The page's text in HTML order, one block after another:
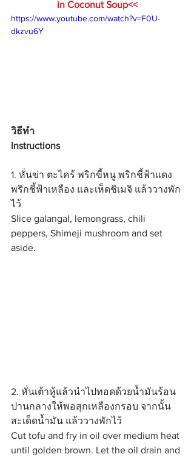
in Coconut Soup<<
https://www.youtube.com/watch?v=F0U-
dkzvu6Y
วิธีทำ
Instructions
1. หั่นข่า ตะไคร้ พริกขี้หนู พริกชี้ฟ้าแดง
พริกชี้ฟ้าเหลือง และเห็ดชิเมจิ แล้ววางพัก
ไว้
Slice galangal, lemongrass, chili
peppers, Shimeji mushroom and set
aside.
2. หั่นเต้าหู้แล้วนำไปทอดด้วยน้ำมันร้อน
ปานกลางให้พอสุกเหลืองกรอบ จากนั้น
สะเด็ดน้ำมัน แล้ววางพักไว้
Cut tofu and fry in oil over medium heat
until golden brown. Let the oil drain and